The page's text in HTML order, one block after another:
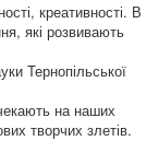
креативності. В
які розвивають
Тернопільської
на наших
творчих злетів.